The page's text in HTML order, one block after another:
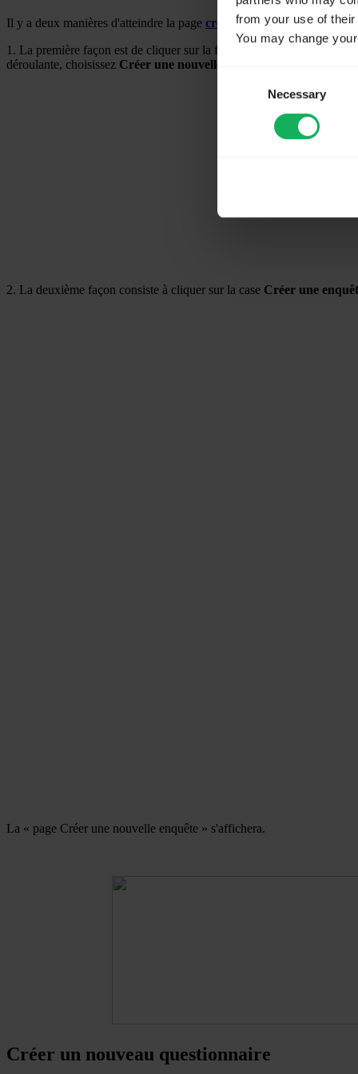
from your use of
You may change
Necessary
Il y a deux manières d'atteindre la page créer un nouveau
1. La première façon est de cliquer sur la flèche à côté de
Enquêtes
déroulante, choisissez Créer une nouvelle enquête
2. La deuxième façon consiste à cliquer sur la case Créer une
La « page Créer une nouvelle enquête » s'affichera.
Créer un nouveau questionnaire